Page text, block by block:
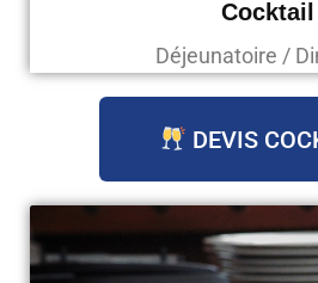
Cocktail
Déjeunatoire /
DEVIS